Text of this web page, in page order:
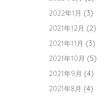
2022年1月 (3)
2021年12月 (2)
2021年11月 (3)
2021年10月 (5)
2021年9月 (4)
2021年8月 (4)